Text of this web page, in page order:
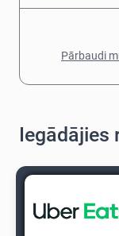
Pārbaudi
Iegādājies